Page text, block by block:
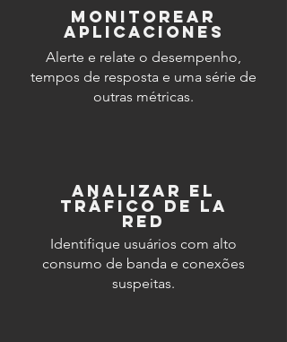
monitorear
aplicaciones
Alerte e relate o desempenho,
tempos de resposta e uma série de
outras métricas.
Analizar el
tráfico de la
red
Identifique usuários com alto
consumo de banda e conexões
suspeitas.